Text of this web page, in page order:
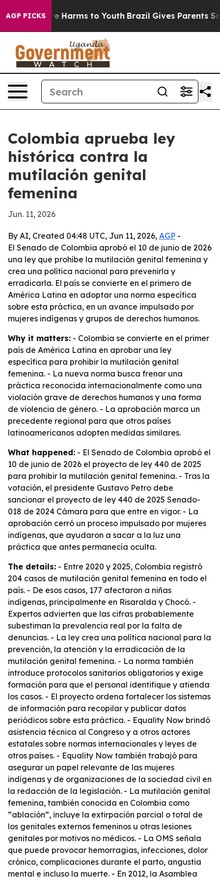
AGP PICKS
to Abate Harms to Youth Brazil Gives Parents Social
Colombia aprueba ley
histórica contra la
mutilación genital
femenina
Jun. 11, 2026
By AI, Created 04:48 UTC, Jun 11, 2026, AGP -
El Senado de Colombia aprobó el 10 de junio de 2026
una ley que prohíbe la mutilación genital femenina y
crea una política nacional para prevenirla y
erradicarla. El país se convierte en el primero de
América Latina en adoptar una norma específica
sobre esta práctica, en un avance impulsado por
mujeres indígenas y grupos de derechos humanos.
Why it matters: - Colombia se convierte en el primer
país de América Latina en aprobar una ley
específica para prohibir la mutilación genital
femenina. - La nueva norma busca frenar una
práctica reconocida internacionalmente como una
violación grave de derechos humanos y una forma
de violencia de género. - La aprobación marca un
precedente regional para que otros países
latinoamericanos adopten medidas similares.
What happened: - El Senado de Colombia aprobó el
10 de junio de 2026 el proyecto de ley 440 de 2025
para prohibir la mutilación genital femenina. - Tras la
votación, el presidente Gustavo Petro debe
sancionar el proyecto de ley 440 de 2025 Senado-
018 de 2024 Cámara para que entre en vigor. - La
aprobación cerró un proceso impulsado por mujeres
indígenas, que ayudaron a sacar a la luz una
práctica que antes permanecía oculta.
The details: - Entre 2020 y 2025, Colombia registró
204 casos de mutilación genital femenina en todo el
país. - De esos casos, 177 afectaron a niñas
indígenas, principalmente en Risaralda y Chocó. -
Expertos advierten que las cifras probablemente
subestiman la prevalencia real por la falta de
denuncias. - La ley crea una política nacional para la
prevención, la atención y la erradicación de la
mutilación genital femenina. - La norma también
introduce protocolos sanitarios obligatorios y exige
formación para que el personal identifique y atienda
los casos. - El proyecto ordena fortalecer los sistemas
de información para recopilar y publicar datos
periódicos sobre esta práctica. - Equality Now brindó
asistencia técnica al Congreso y a otros actores
estatales sobre normas internacionales y leyes de
otros países. - Equality Now también trabajó para
asegurar un papel relevante de las mujeres
indígenas y de organizaciones de la sociedad civil en
la redacción de la legislación. - La mutilación genital
femenina, también conocida en Colombia como
“ablación”, incluye la extirpación parcial o total de
los genitales externos femeninos u otras lesiones
genitales por motivos no médicos. - La OMS señala
que puede provocar hemorragias, infecciones, dolor
crónico, complicaciones durante el parto, angustia
mental e incluso la muerte. - En 2012, la Asamblea